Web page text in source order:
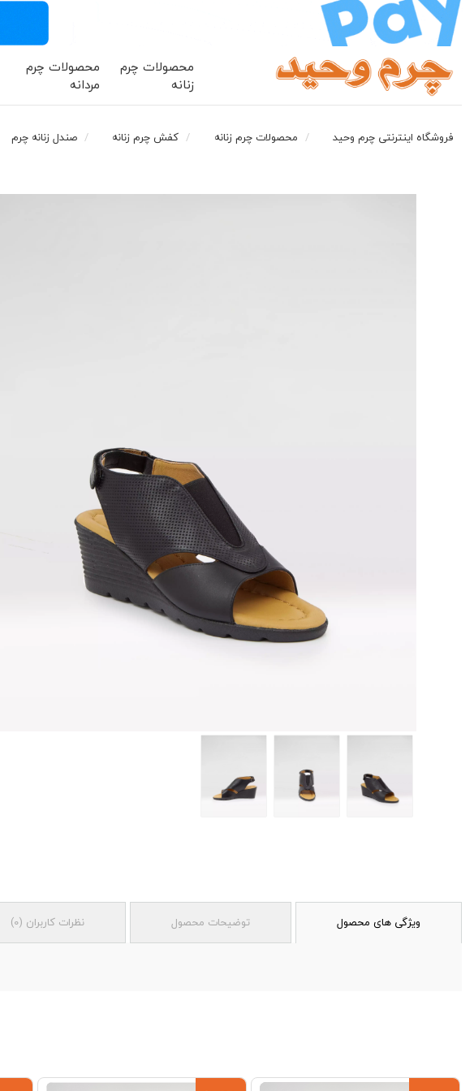
محصولات چرم
زنانه
محصولات چرم
مردانه
فروشگاه اینترنتی چرم وحید محصولات چرم زنانه کفش چرم زنانه صندل زنانه چرم
ویژگی های محصول توضیحات محصول نظرات کاربران (
0
)